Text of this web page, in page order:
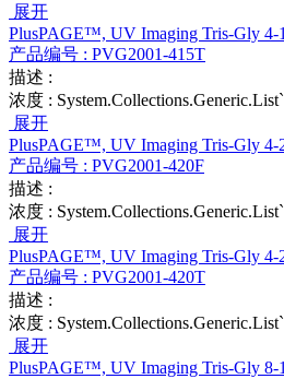
展开
PlusPAGE™, UV Imaging Tris-Gly 4-
产品编号 : PVG2001-415T
描述 :
浓度 :
展开
PlusPAGE™, UV Imaging Tris-Gly 4-
产品编号 : PVG2001-420F
描述 :
浓度 :
展开
PlusPAGE™, UV Imaging Tris-Gly 4-
产品编号 : PVG2001-420T
描述 :
浓度 :
展开
PlusPAGE™, UV Imaging Tris-Gly 8-